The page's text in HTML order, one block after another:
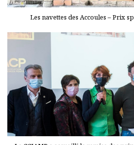
Les navettes des Accoules – Prix